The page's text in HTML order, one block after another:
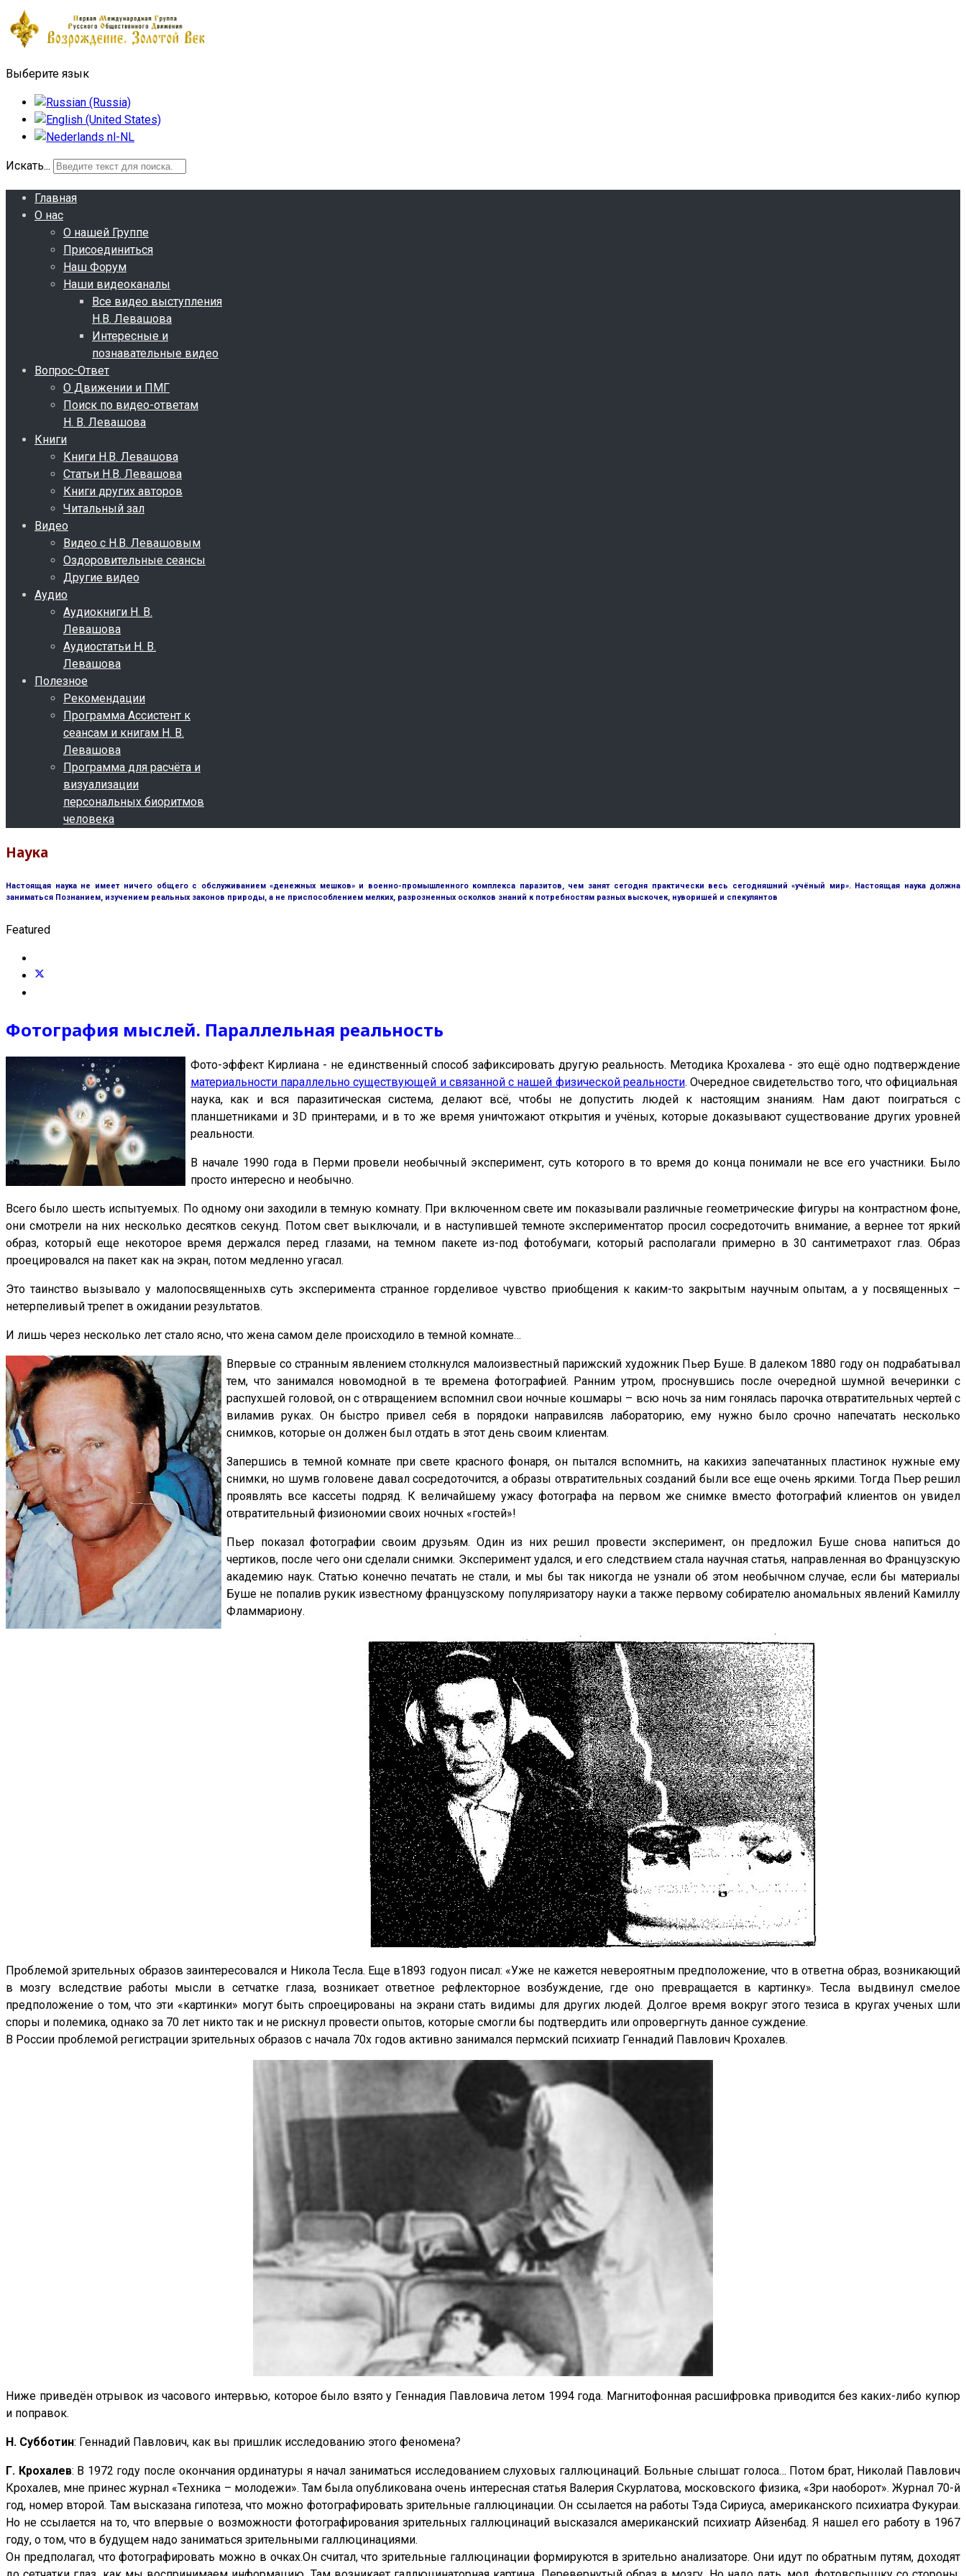
Выберите язык
Искать...
Главная
О нас
О нашей Группе
Присоединиться
Наш Форум
Наши видеоканалы
Все видео выступления
Н.В. Левашова
Интересные и
познавательные видео
Вопрос-Ответ
О Движении и ПМГ
Поиск по видео-ответам
Н. В. Левашова
Книги
Книги Н.В. Левашова
Статьи Н.В. Левашова
Книги других авторов
Читальный зал
Видео
Видео с Н.В. Левашовым
Оздоровительные сеансы
Другие видео
Аудио
Аудиокниги Н. В.
Левашова
Аудиостатьи Н. В.
Левашова
Полезное
Рекомендации
Программа Ассистент к
сеансам и книгам Н. В.
Левашова
Программа для расчёта и
визуализации
персональных биоритмов
человека
Наука
Настоящая наука не имеет ничего общего с обслуживанием «денежных мешков» и военно-промышленного комплекса паразитов, чем занят сегодня практически весь сегодняшний «учёный мир». Настоящая наука должна
заниматься Познанием, изучением реальных законов природы, а не приспособлением мелких, разрозненных осколков знаний к потребностям разных выскочек, нуворишей и спекулянтов
Featured
Фотография мыслей. Параллельная реальность
Фото-эффект Кирлиана - не единственный способ зафиксировать другую реальность. Методика Крохалева - это ещё одно подтверждение
материальности параллельно существующей и связанной с нашей физической реальности. Очередное свидетельство того, что официальная
наука, как и вся паразитическая система, делают всё, чтобы не допустить людей к настоящим знаниям. Нам дают поиграться с
планшетниками и 3D принтерами, и в то же время уничтожают открытия и учёных, которые доказывают существование других уровней
реальности.
В начале 1990 года в Перми провели необычный эксперимент, суть которого в то время до конца понимали не все его участники. Было
просто интересно и необычно.
Всего было шесть испытуемых. По одному они заходили в темную комнату. При включенном свете им показывали различные геометрические фигуры на контрастном фоне,
они смотрели на них несколько десятков секунд. Потом свет выключали, и в наступившей темноте экспериментатор просил сосредоточить внимание, а вернее тот яркий
образ, который еще некоторое время держался перед глазами, на темном пакете из-под фотобумаги, который располагали примерно в 30 сантиметрахот глаз. Образ
проецировался на пакет как на экран, потом медленно угасал.
Это таинство вызывало у малопосвященныхв суть эксперимента странное горделивое чувство приобщения к каким-то закрытым научным опытам, а у посвященных –
нетерпеливый трепет в ожидании результатов.
И лишь через несколько лет стало ясно, что жена самом деле происходило в темной комнате…
Впервые со странным явлением столкнулся малоизвестный парижский художник Пьер Буше. В далеком 1880 году он подрабатывал
тем, что занимался новомодной в те времена фотографией. Ранним утром, проснувшись после очередной шумной вечеринки с
распухшей головой, он с отвращением вспомнил свои ночные кошмары – всю ночь за ним гонялась парочка отвратительных чертей с
виламив руках. Он быстро привел себя в порядоки направилсяв лабораторию, ему нужно было срочно напечатать несколько
снимков, которые он должен был отдать в этот день своим клиентам.
Запершись в темной комнате при свете красного фонаря, он пытался вспомнить, на какихиз запечатанных пластинок нужные ему
снимки, но шумв головене давал сосредоточится, а образы отвратительных созданий были все еще очень яркими. Тогда Пьер решил
проявлять все кассеты подряд. К величайшему ужасу фотографа на первом же снимке вместо фотографий клиентов он увидел
отвратительный физиономии своих ночных «гостей»!
Пьер показал фотографии своим друзьям. Один из них решил провести эксперимент, он предложил Буше снова напиться до
чертиков, после чего они сделали снимки. Эксперимент удался, и его следствием стала научная статья, направленная во Французскую
академию наук. Статью конечно печатать не стали, и мы бы так никогда не узнали об этом необычном случае, если бы материалы
Буше не попалив рукик известному французскому популяризатору науки а также первому собирателю аномальных явлений Камиллу
Фламмариону.
Проблемой зрительных образов заинтересовался и Никола Тесла. Еще в1893 годуон писал: «Уже не кажется невероятным предположение, что в ответна образ, возникающий
в мозгу вследствие работы мысли в сетчатке глаза, возникает ответное рефлекторное возбуждение, где оно превращается в картинку». Тесла выдвинул смелое
предположение о том, что эти «картинки» могут быть спроецированы на экрани стать видимы для других людей. Долгое время вокруг этого тезиса в кругах ученых шли
споры и полемика, однако за 70 лет никто так и не рискнул провести опытов, которые смогли бы подтвердить или опровергнуть данное суждение.
В России проблемой регистрации зрительных образов с начала 70х годов активно занимался пермский психиатр Геннадий Павлович Крохалев.
Ниже приведён отрывок из часового интервью, которое было взято у Геннадия Павловича летом 1994 года. Магнитофонная расшифровка приводится без каких-либо купюр
и поправок.
Н. Субботин: Геннадий Павлович, как вы пришлик исследованию этого феномена?
Г. Крохалев: В 1972 году после окончания ординатуры я начал заниматься исследованием слуховых галлюцинаций. Больные слышат голоса… Потом брат, Николай Павлович
Крохалев, мне принес журнал «Техника – молодежи». Там была опубликована очень интересная статья Валерия Скурлатова, московского физика, «Зри наоборот». Журнал 70-й
год, номер второй. Там высказана гипотеза, что можно фотографировать зрительные галлюцинации. Он ссылается на работы Тэда Сириуса, американского психиатра Фукураи.
Но не ссылается на то, что впервые о возможности фотографирования зрительных галлюцинаций высказался американский психиатр Айзенбад. Я нашел его работу в 1967
году, о том, что в будущем надо заниматься зрительными галлюцинациями.
Он предполагал, что фотографировать можно в очках.Он считал, что зрительные галлюцинации формируются в зрительно анализаторе. Они идут по обратным путям, доходят